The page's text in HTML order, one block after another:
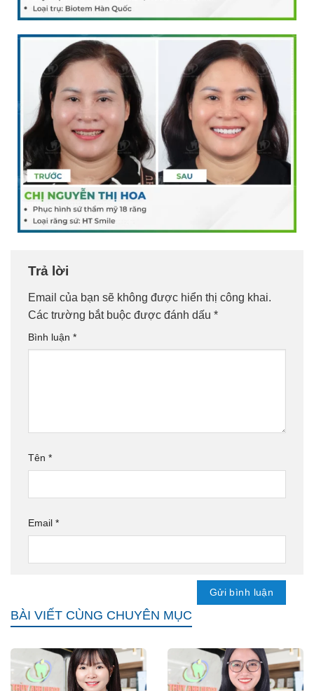
Trả lời
Email của bạn sẽ không được hiển thị công khai.
Các trường bắt buộc được đánh dấu *
Bình luận *
Tên *
Email *
BÀI VIẾT CÙNG CHUYÊN MỤC